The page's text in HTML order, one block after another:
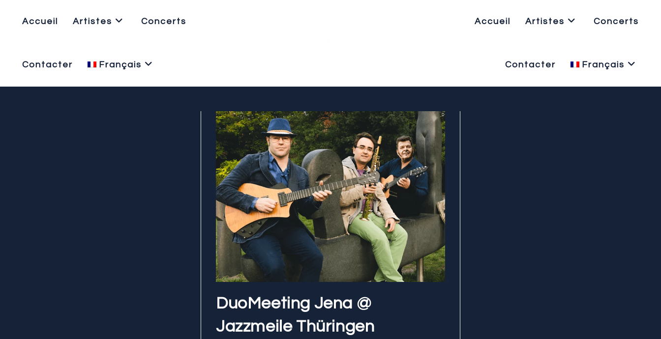
Accueil Artistes Concerts
Contacter Français
Accueil Artistes Concerts
Contacter Français
DuoMeeting Jena @
Jazzmeile Thüringen